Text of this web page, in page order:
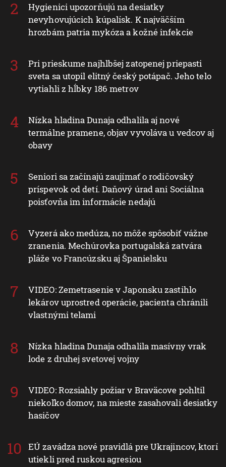
Hygienici upozorňujú na desiatky
nevyhovujúcich kúpalísk. K najväčším
hrozbám patria mykóza a kožné infekcie
Pri prieskume najhlbšej zatopenej priepasti
sveta sa utopil elitný český potápač. Jeho telo
vytiahli z hĺbky 186 metrov
Nízka hladina Dunaja odhalila aj nové
termálne pramene, objav vyvoláva u vedcov aj
obavy
Seniori sa začínajú zaujímať o rodičovský
príspevok od detí. Daňový úrad ani Sociálna
poisťovňa im informácie nedajú
Vyzerá ako medúza, no môže spôsobiť vážne
zranenia. Mechúrovka portugalská zatvára
pláže vo Francúzsku aj Španielsku
VIDEO: Zemetrasenie v Japonsku zastihlo
lekárov uprostred operácie, pacienta chránili
vlastnými telami
Nízka hladina Dunaja odhalila masívny vrak
lode z druhej svetovej vojny
VIDEO: Rozsiahly požiar v Braväcove pohltil
niekoľko domov, na mieste zasahovali desiatky
hasičov
EÚ zavádza nové pravidlá pre Ukrajincov, ktorí
utiekli pred ruskou agresiou